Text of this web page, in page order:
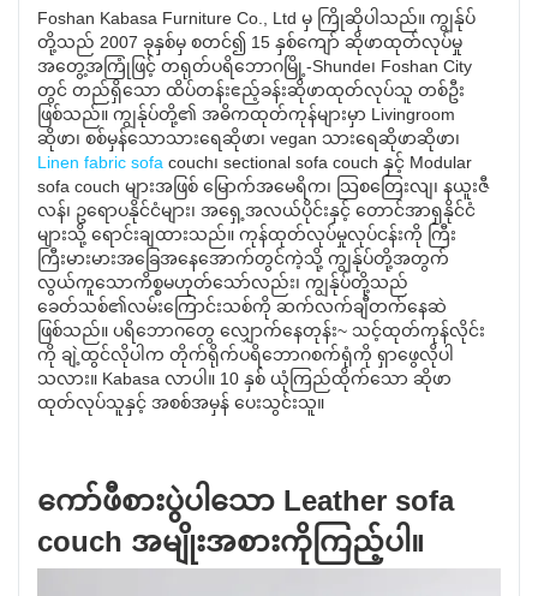
Foshan Kabasa Furniture Co., Ltd မှ ကြိုဆိုပါသည်။ ကျွန်ုပ်
တို့သည် 2007 ခုနှစ်မှ စတင်၍ 15 နှစ်ကျော် ဆိုဖာထုတ်လုပ်မှု
အတွေ့အကြုံဖြင့် တရုတ်ပရိဘောဂမြို့-Shunde၊ Foshan City
တွင် တည်ရှိသော ထိပ်တန်းဧည့်ခန်းဆိုဖာထုတ်လုပ်သူ တစ်ဦး
ဖြစ်သည်။ ကျွန်ုပ်တို့၏ အဓိကထုတ်ကုန်များမှာ Livingroom
ဆိုဖာ၊ စစ်မှန်သောသားရေဆိုဖာ၊ vegan သားရေဆိုဖာဆိုဖာ၊
Linen fabric sofa couch၊ sectional sofa couch နှင့် Modular
sofa couch များအဖြစ် မြောက်အမေရိက၊ သြစတြေးလျ၊ နယူးဇီ
လန်၊ ဥရောပနိုင်ငံများ၊ အရှေ့အလယ်ပိုင်းနှင့် တောင်အာရှနိုင်ငံ
များသို့ ရောင်းချထားသည်။ ကုန်ထုတ်လုပ်မှုလုပ်ငန်းကို ကြီး
ကြီးမားမားအခြေအနေအောက်တွင်ကဲ့သို့ ကျွန်ုပ်တို့အတွက်
လွယ်ကူသောကိစ္စမဟုတ်သော်လည်း၊ ကျွန်ုပ်တို့သည်
ခေတ်သစ်၏လမ်းကြောင်းသစ်ကို ဆက်လက်ချီတက်နေဆဲ
ဖြစ်သည်။ ပရိဘောဂတွေ လျှောက်နေတုန်း~ သင့်ထုတ်ကုန်လိုင်း
ကို ချဲ့ထွင်လိုပါက တိုက်ရိုက်ပရိဘောဂစက်ရုံကို ရှာဖွေလိုပါ
သလား။ Kabasa လာပါ။ 10 နှစ် ယုံကြည်ထိုက်သော ဆိုဖာ
ထုတ်လုပ်သူနှင့် အစစ်အမှန် ပေးသွင်းသူ။
ကော်ဖီစားပွဲပါသော Leather sofa
couch အမျိုးအစားကိုကြည့်ပါ။